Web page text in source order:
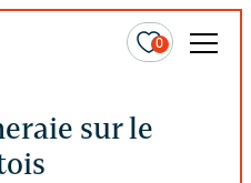
0
sur le